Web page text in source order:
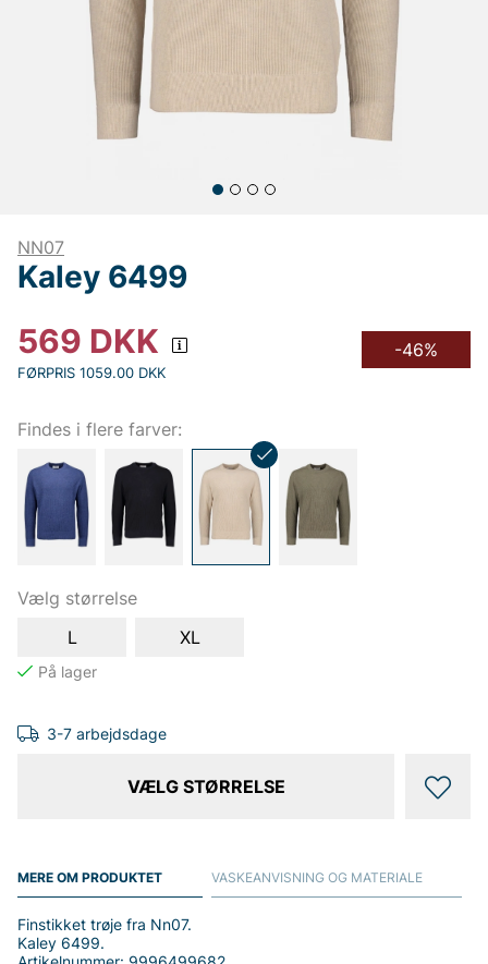
NN07
Kaley 6499
569 DKK
FØRPRIS 1059.00 DKK
-46%
Findes i flere farver:
Vælg størrelse
L
XL
3-7 arbejdsdage
VÆLG STØRRELSE
MERE OM PRODUKTET
Finstikket trøje fra Nn07.
Kaley 6499.
VASKEANVISNING OG MATERIALE